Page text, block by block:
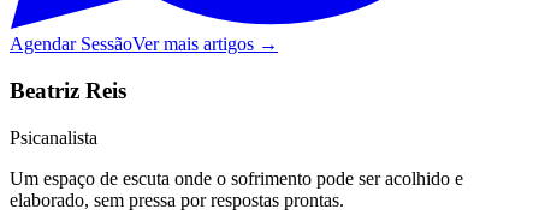
Agendar SessãoVer mais artigos →
Beatriz Reis
Psicanalista
Um espaço de escuta onde o sofrimento pode ser acolhido e
elaborado, sem pressa por respostas prontas.